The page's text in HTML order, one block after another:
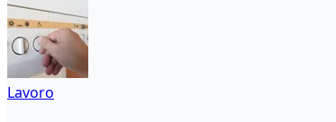
Lavoro